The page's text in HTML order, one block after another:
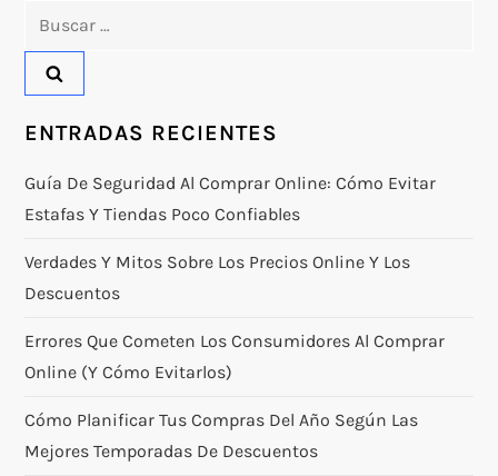
ENTRADAS RECIENTES
Guía De Seguridad Al Comprar Online: Cómo Evitar
Estafas Y Tiendas Poco Confiables
Verdades Y Mitos Sobre Los Precios Online Y Los
Descuentos
Errores Que Cometen Los Consumidores Al Comprar
Online (y Cómo Evitarlos)
Cómo Planificar Tus Compras Del Año Según Las
Mejores Temporadas De Descuentos